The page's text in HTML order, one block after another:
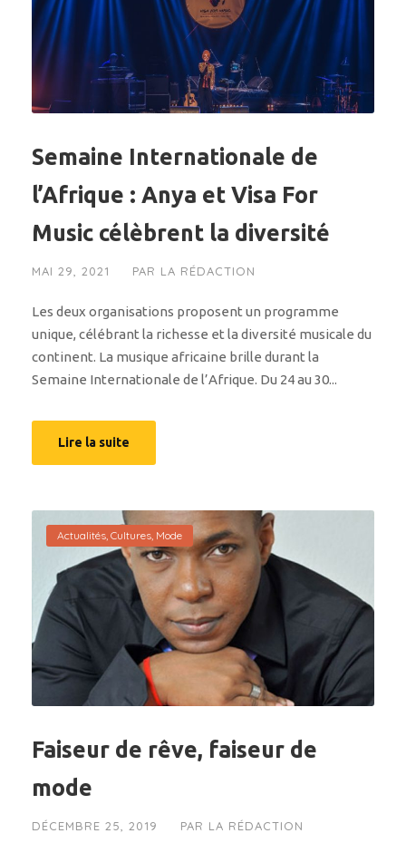
Semaine Internationale de
l’Afrique : Anya et Visa For
Music célèbrent la diversité
MAI 29, 2021 PAR LA RÉDACTION
Les deux organisations proposent un programme
unique, célébrant la richesse et la diversité musicale du
continent. La musique africaine brille durant la
Semaine Internationale de l’Afrique. Du 24 au 30...
Lire la suite
Actualités, Cultures, Mode
Faiseur de rêve, faiseur de
mode
DÉCEMBRE 25, 2019 PAR LA RÉDACTION